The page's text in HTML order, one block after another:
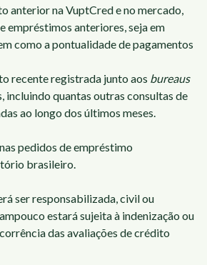
anterior na VuptCred e no mercado,
empréstimos anteriores, seja em
como a pontualidade de pagamentos
recente registrada junto aos bureaus
incluindo quantas outras consultas de
ao longo dos últimos meses.
pedidos de empréstimo
brasileiro.
ser responsabilizada, civil ou
estará sujeita à indenização ou
das avaliações de crédito